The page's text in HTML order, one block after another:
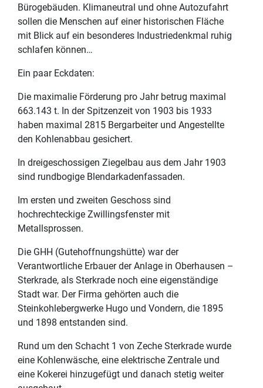
Bürogebäuden. Klimaneutral und ohne Autozufahrt
sollen die Menschen auf einer historischen Fläche
mit Blick auf ein besonderes Industriedenkmal ruhig
schlafen können…
Ein paar Eckdaten:
Die maximalie Förderung pro Jahr betrug maximal
663.143 t. In der Spitzenzeit von 1903 bis 1933
haben maximal 2815 Bergarbeiter und Angestellte
den Kohlenabbau gesichert.
In dreigeschossigen Ziegelbau aus dem Jahr 1903
sind rundbogige Blendarkadenfassaden.
Im ersten und zweiten Geschoss sind
hochrechteckige Zwillingsfenster mit
Metallsprossen.
Die GHH (Gutehoffnungshütte) war der
Verantwortliche Erbauer der Anlage in Oberhausen –
Sterkrade, als Sterkrade noch eine eigenständige
Stadt war. Der Firma gehörten auch die
Steinkohlebergwerke Hugo und Vondern, die 1895
und 1898 entstanden sind.
Rund um den Schacht 1 von Zeche Sterkrade wurde
eine Kohlenwäsche, eine elektrische Zentrale und
eine Kokerei hinzugefügt und danach stetig weiter